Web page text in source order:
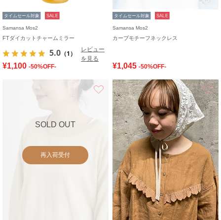
タイムセール対象 SALE
Samansa Mos2
FTダイカットチャームミラー
5.0 （1）
レビュー
を見る
¥1,100 -50%OFF-
タイムセール対象 SALE
Samansa Mos2
カーブモチーフネックレス
¥1,045 -50%OFF-
SOLD OUT
再入荷受付
お気に入り